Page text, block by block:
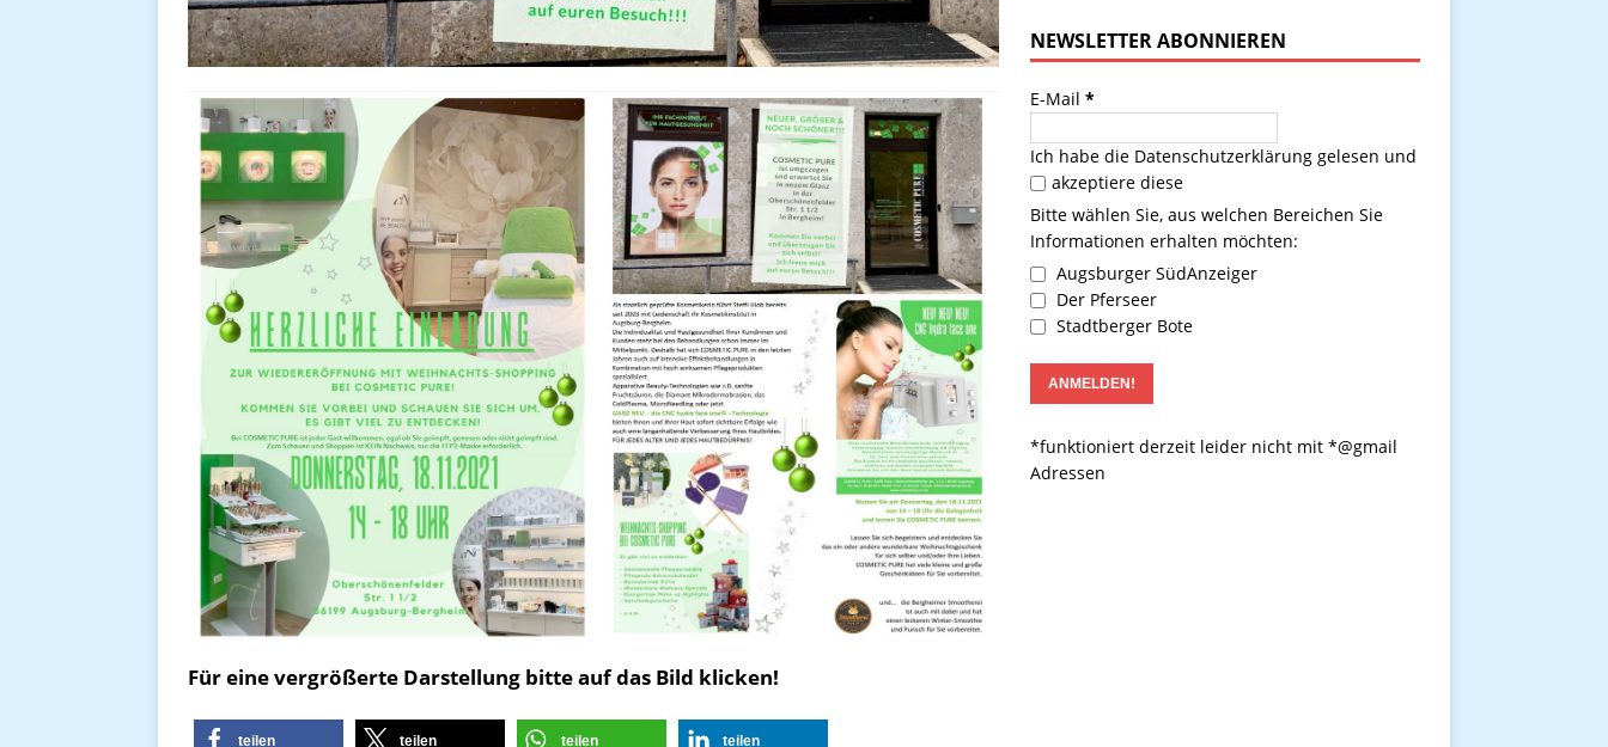
Für eine vergrößerte Darstellung bitte auf das Bild klicken!
teilen teilen teilen teilen
NEWSLETTER ABONNIEREN
E-Mail *
Ich habe die Datenschutzerklärunggelesen und
akzeptiere diese
Bitte wählen Sie, aus welchen Bereichen Sie
Informationen erhalten möchten:
Augsburger SüdAnzeiger
Der Pferseer
Stadtberger Bote
*funktioniert derzeit leider nicht mit *@gmail
Adressen